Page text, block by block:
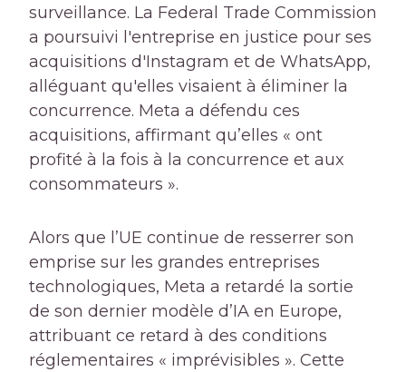
surveillance. La Federal Trade Commission
a poursuivi l'entreprise en justice pour ses
acquisitions d'Instagram et de WhatsApp,
alléguant qu'elles visaient à éliminer la
concurrence. Meta a défendu ces
acquisitions, affirmant qu’elles « ont
profité à la fois à la concurrence et aux
consommateurs ».
Alors que l’UE continue de resserrer son
emprise sur les grandes entreprises
technologiques, Meta a retardé la sortie
de son dernier modèle d’IA en Europe,
attribuant ce retard à des conditions
réglementaires « imprévisibles ». Cette